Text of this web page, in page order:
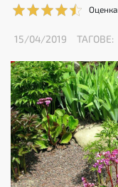
Оценка
15/04/2019 ТАГОВЕ: